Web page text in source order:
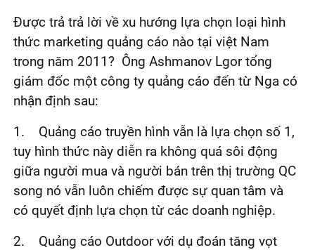
Được trả trả lời về xu hướng lựa chọn loại hình
thức marketing quảng cáo nào tại việt Nam
trong năm 2011? Ông Ashmanov Lgor tổng
giám đốc một công ty quảng cáo đến từ Nga có
nhận định sau:
1. Quảng cáo truyền hình vẫn là lựa chọn số 1,
tuy hình thức này diễn ra không quá sôi động
giữa người mua và người bán trên thị trường QC
song nó vẫn luôn chiếm được sự quan tâm và
có quyết định lựa chọn từ các doanh nghiệp.
2. Quảng cáo Outdoor với dụ đoán tăng vọt